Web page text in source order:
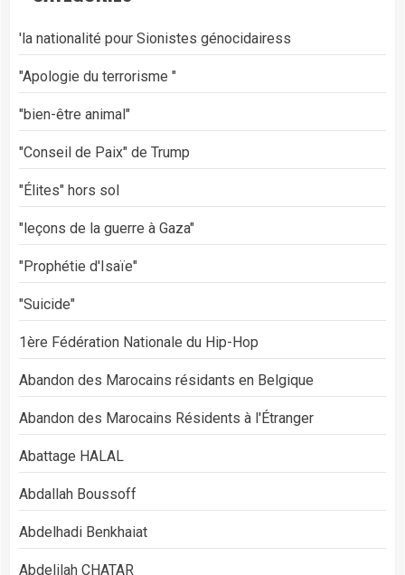
'la nationalité pour Sionistes génocidairess
"Apologie du terrorisme "
"bien-être animal"
"Conseil de Paix" de Trump
"Élites" hors sol
"leçons de la guerre à Gaza"
"Prophétie d'Isaïe"
"Suicide"
1ère Fédération Nationale du Hip-Hop
Abandon des Marocains résidants en Belgique
Abandon des Marocains Résidents à l'Étranger
Abattage HALAL
Abdallah Boussoff
Abdelhadi Benkhaiat
Abdelilah CHATAR